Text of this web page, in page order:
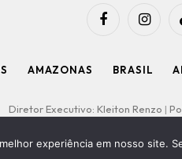
Facebook
AMAZONAS BRASIL
Diretor Executivo: Kleiton Renzo |
experiência em nosso site.